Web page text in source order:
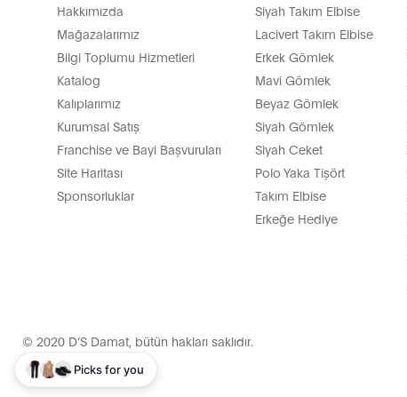
Hakkımızda
Mağazalarımız
Bilgi Toplumu Hizmetleri
Katalog
Kalıplarımız
Kurumsal Satış
Franchise ve Bayi Başvuruları
Site Haritası
Sponsorluklar
Siyah Takım Elbise
Lacivert Takım Elbise
Erkek Gömlek
Mavi Gömlek
Beyaz Gömlek
Siyah Gömlek
Siyah Ceket
Polo Yaka Tişört
Takım Elbise
Erkeğe Hediye
© 2020 D’S Damat, bütün hakları saklıdır.